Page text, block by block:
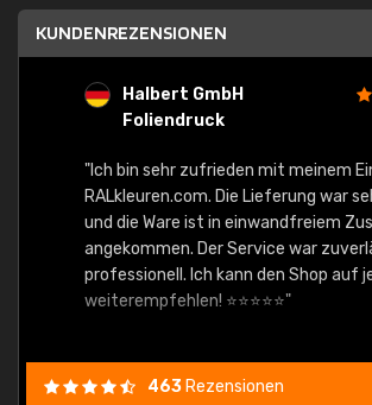
KUNDENREZENSIONEN
Halbert GmbH
Foliendruck
"Ich bin sehr zufrieden mit meinem
RALkleuren.com. Die Lieferung war
und die Ware ist in einwandfreiem
angekommen. Der Service war
professionell. Ich kann den Shop auf
weiterempfehlen! ⭐⭐⭐⭐⭐"
463 Rezensionen